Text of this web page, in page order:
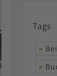
Tags